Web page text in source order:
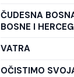
ČUDESNA
BOSNE I
VATRA
OČISTIMO